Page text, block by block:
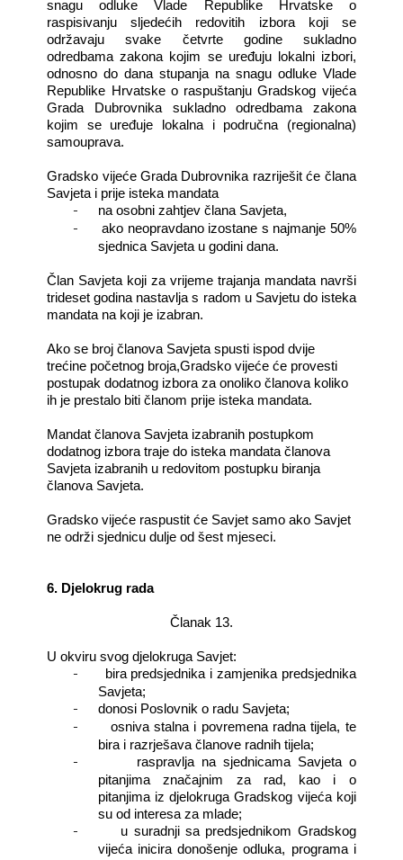
snagu odluke Vlade Republike Hrvatske o
raspisivanju sljedećih redovitih izbora koji se
održavaju svake četvrte godine sukladno
odredbama zakona kojim se uređuju lokalni izbori,
odnosno do dana stupanja na snagu odluke Vlade
Republike Hrvatske o raspuštanju Gradskog vijeća
Grada Dubrovnika sukladno odredbama zakona
kojim se uređuje lokalna i područna (regionalna)
samouprava.
Gradsko vijeće Grada Dubrovnika razriješit će člana
Savjeta i prije isteka mandata
- na osobni zahtjev člana Savjeta,
-
ako neopravdano izostane s najmanje 50%
sjednica Savjeta u godini dana.
Član Savjeta koji za vrijeme trajanja mandata navrši
trideset godina nastavlja s radom u Savjetu do isteka
mandata na koji je izabran.
Ako se broj članova Savjeta spusti ispod dvije
trećine početnog broja,Gradsko vijeće će provesti
postupak dodatnog izbora za onoliko članova koliko
ih je prestalo biti članom prije isteka mandata.
Mandat članova Savjeta izabranih postupkom
dodatnog izbora traje do isteka mandata članova
Savjeta izabranih u redovitom postupku biranja
članova Savjeta.
Gradsko vijeće raspustit će Savjet samo ako Savjet
ne održi sjednicu dulje od šest mjeseci.
6. Djelokrug rada
Članak 13.
U okviru svog djelokruga Savjet:
-
bira predsjednika i zamjenika predsjednika
Savjeta;
- donosi Poslovnik o radu Savjeta;
-
osniva stalna i povremena radna tijela, te
bira i razrješava članove radnih tijela;
-
raspravlja na sjednicama Savjeta o
pitanjima značajnim za rad, kao i o
pitanjima iz djelokruga Gradskog vijeća koji
su od interesa za mlade;
-
u suradnji sa predsjednikom Gradskog
vijeća inicira donošenje odluka, programa i